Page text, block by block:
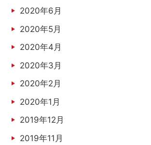
2020年6月
2020年5月
2020年4月
2020年3月
2020年2月
2020年1月
2019年12月
2019年11月